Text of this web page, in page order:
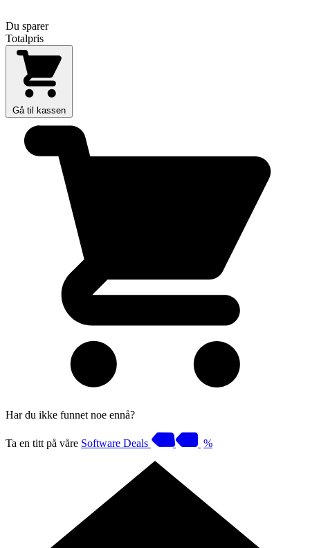
Du sparer
Totalpris
Gå til kassen
Har du ikke funnet noe ennå?
Ta en titt på våre Software Deals %